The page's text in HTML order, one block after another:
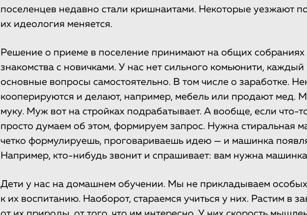
поселенцев недавно стали кришнаитами. Некоторые уезжают
их идеология меняется.
Решение о приеме в поселение принимают на общих собраниях
знакомства с новичками. У нас нет сильного комьюнити,
основные вопросы самостоятельно. В том числе о заработке.
кооперируются и делают, например, мебель или продают мед.
муку. Муж вот на стройках подрабатывает. А вообще, если что-
просто думаем об этом, формируем запрос. Нужна стиральная
четко формулируешь, проговариваешь идею — и машинка
Например, кто-нибудь звонит и спрашивает: вам нужна
Дети у нас на домашнем обучении. Мы не прикладываем
к их воспитанию. Наоборот, стараемся учиться у них. Растим в